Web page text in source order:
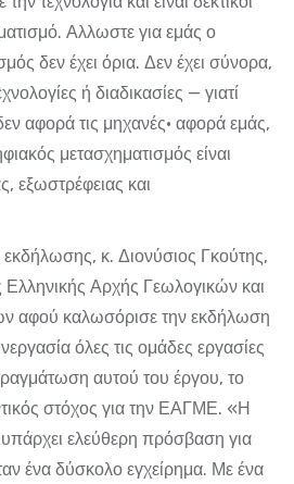
Αλλωστε για εμάς ο
δεν έχει όρια. Δεν έχει σύνορα,
ή διαδικασίες — γιατί
αφορά τις μηχανές· αφορά εμάς,
μετασχηματισμός είναι
εξωστρέφειας και
κ. Διονύσιος Γκούτης,
Ελληνικής Αρχής Γεωλογικών και
αφού καλωσόρισε την εκδήλωση
όλες τις ομάδες εργασίες
αυτού του έργου, το
στόχος για την ΕΑΓΜΕ. «Η
ελεύθερη πρόσβαση για
ένα δύσκολο εγχείρημα. Με ένα